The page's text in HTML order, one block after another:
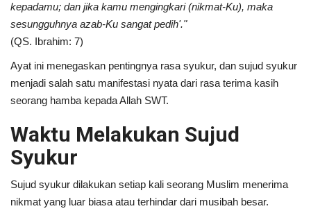
kepadamu; dan jika kamu mengingkari (nikmat-Ku), maka
sesungguhnya azab-Ku sangat pedih'."
(QS. Ibrahim: 7)
Ayat ini menegaskan pentingnya rasa syukur, dan sujud syukur
menjadi salah satu manifestasi nyata dari rasa terima kasih
seorang hamba kepada Allah SWT.
Waktu Melakukan Sujud
Syukur
Sujud syukur dilakukan setiap kali seorang Muslim menerima
nikmat yang luar biasa atau terhindar dari musibah besar.